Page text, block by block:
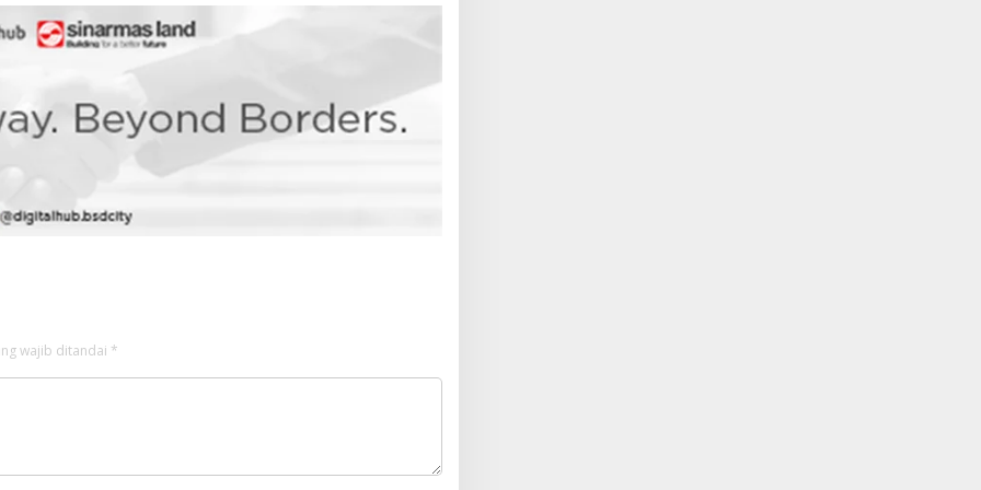
wajib ditandai *